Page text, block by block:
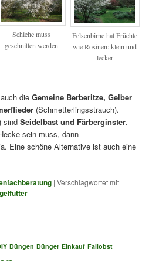
Schlehe muss
geschnitten werden
Felsenbirne hat Früchte
wie Rosinen: klein und
lecker
die Gemeine Berberitze, Gelber
(Schmetterlingsstrauch).
sindSeidelbast und Färberginster.
sein muss, dann
Eine schöne Alternative ist auch eine
|Verschlagwortet mit
Düngen Dünger Einkauf Fallobst